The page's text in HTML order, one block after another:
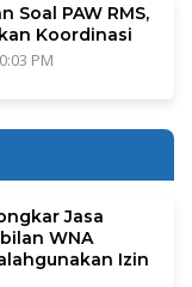
Soal PAW RMS,
Koordinasi
PM
Jasa
WNA
Izin